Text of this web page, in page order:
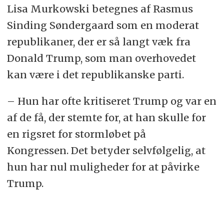
Lisa Murkowski betegnes af Rasmus
Sinding Søndergaard som en moderat
republikaner, der er så langt væk fra
Donald Trump, som man overhovedet
kan være i det republikanske parti.
– Hun har ofte kritiseret Trump og var en
af de få, der stemte for, at han skulle for
en rigsret for stormløbet på
Kongressen. Det betyder selvfølgelig, at
hun har nul muligheder for at påvirke
Trump.